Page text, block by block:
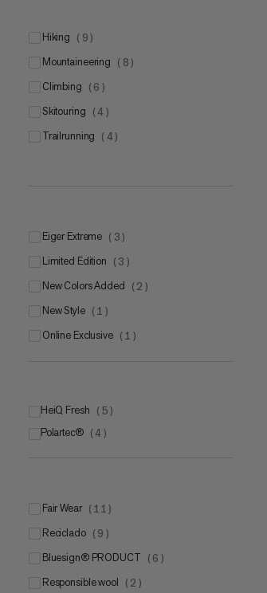
hiking ( 9 )
mountaineering ( 8 )
climbing ( 6 )
skitouring ( 4 )
trailrunning ( 4 )
Eiger Extreme ( 3 )
Limited Edition ( 3 )
New Colors Added ( 2 )
New Style ( 1 )
Online Exclusive ( 1 )
HeiQ Fresh ( 5 )
Polartec® ( 4 )
Fair Wear ( 11 )
Reciclado ( 9 )
bluesign® PRODUCT ( 6 )
Responsible wool ( 2 )